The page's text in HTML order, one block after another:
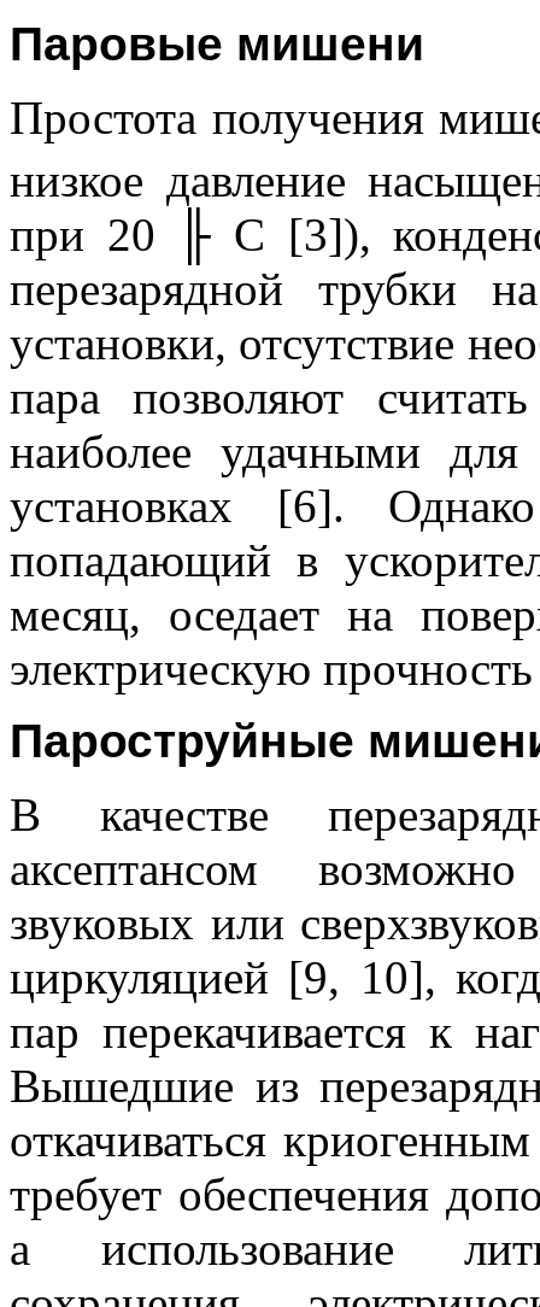
Паровые мишени
Простота получения
низкое давление
при 20
╟ С [3]),
перезарядной трубки
установки, отсутствие
пара позволяют
наиболее удачными
установках [6].
попадающий в
месяц, оседает на
электрическую
Пароструйные
В качестве
аксептансом
звуковых или
циркуляцией [9, 10],
пар перекачивается к
Вышедшие из
откачиваться
требует обеспечения
а использование